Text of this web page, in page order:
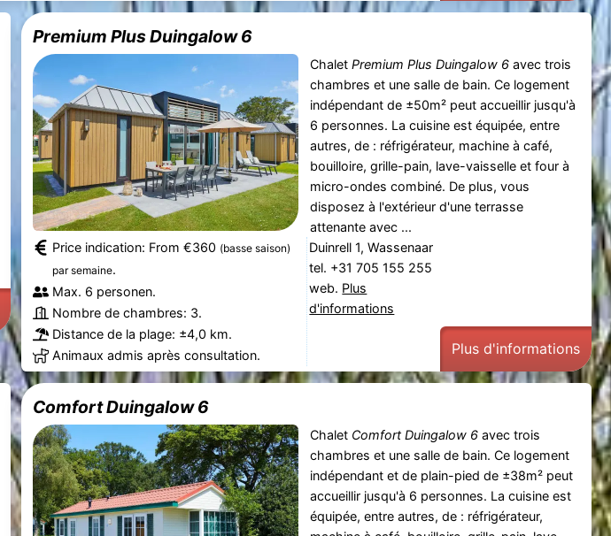
Premium Plus Duingalow 6
Chalet Premium Plus Duingalow 6avec trois
chambres et une salle de bain. Ce logement
indépendant de ±50m² peut accueillir jusqu'à
6 personnes. La cuisine est équipée, entre
autres, de : réfrigérateur, machine à café,
bouilloire, grille-pain, lave-vaisselle et four à
micro-ondes combiné. De plus, vous
disposez à l'extérieur d'une terrasse
attenante avec ...
Price indication: From €360 (basse saison)
par semaine.
Max. 6 personen.
Nombre de chambres: 3.
Distance de la plage: ±4,0 km.
Animaux admis après consultation.
Duinrell 1, Wassenaar
tel. +31 705 155 255
web. Plus
d'informations
Plus d'informations
Comfort Duingalow 6
Chalet Comfort Duingalow 6avec trois
chambres et une salle de bain. Ce logement
indépendant et de plain-pied de ±38m² peut
accueillir jusqu'à 6 personnes. La cuisine est
équipée, entre autres, de : réfrigérateur,